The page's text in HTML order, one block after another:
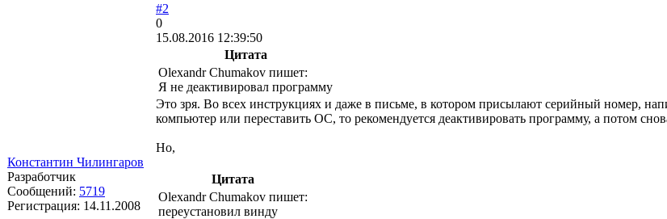
Константин Чилингаров
Разработчик
Сообщений: 5719
Регистрация: 14.11.2008
#2
0
15.08.2016 12:39:50
Цитата
Olexandr Chumakov пишет:
Я не деактивировал программу
Это зря. Во всех инструкциях и даже в письме, в котором присылают серийный номер,
компьютер или переставить ОС, то рекомендуется деактивировать программу, а потом
Но,
Цитата
Olexandr Chumakov пишет:
переустановил винду